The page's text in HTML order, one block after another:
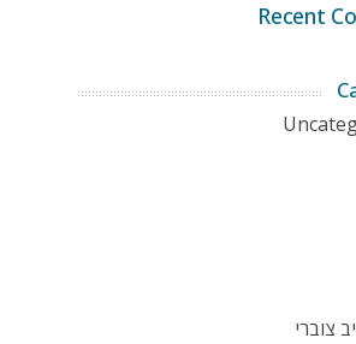
Recent
צוברי